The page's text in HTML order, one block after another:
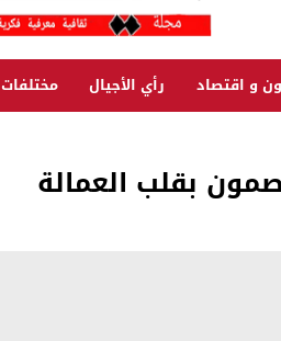
و اقتصاد رأي الأجيال مختلفات
بقلب العمالة